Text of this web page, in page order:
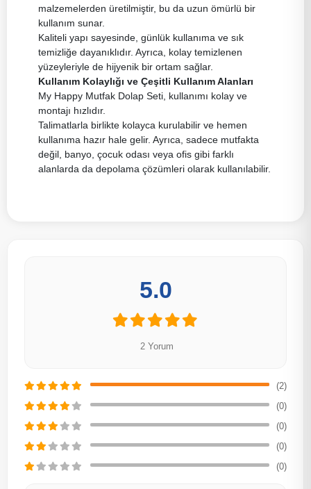
malzemelerden üretilmiştir, bu da uzun ömürlü bir
kullanım sunar.
Kaliteli yapı sayesinde, günlük kullanıma ve sık
temizliğe dayanıklıdır. Ayrıca, kolay temizlenen
yüzeyleriyle de hijyenik bir ortam sağlar.
Kullanım Kolaylığı ve Çeşitli Kullanım Alanları
My Happy Mutfak Dolap Seti, kullanımı kolay ve
montajı hızlıdır.
Talimatlarla birlikte kolayca kurulabilir ve hemen
kullanıma hazır hale gelir. Ayrıca, sadece mutfakta
değil, banyo, çocuk odası veya ofis gibi farklı
alanlarda da depolama çözümleri olarak kullanılabilir.
5.0
2 Yorum
(2)
(0)
(0)
(0)
(0)